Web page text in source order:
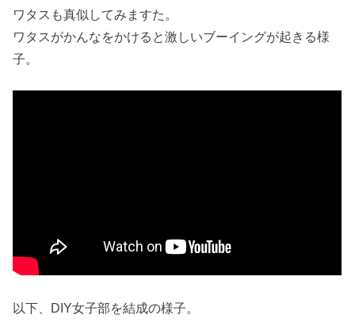
ワタスも真似してみますた。
ワタスがかんなをかけると激しいブーイングが起きる様
子。
以下、DIY女子部を結成の様子。